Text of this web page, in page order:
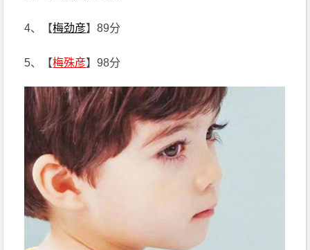
4、【梅劲彦】89分
5、【梅殊彦】98分